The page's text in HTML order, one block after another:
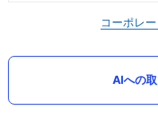
コーポレ
AIへの